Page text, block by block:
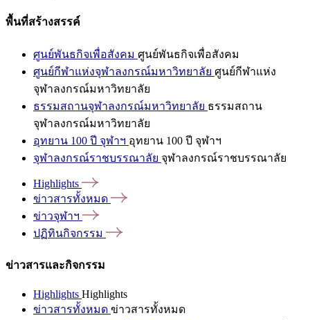
พื้นที่สร้างสรรค์
ศูนย์พันธกิจเพื่อสังคม ศูนย์พันธกิจเพื่อสังคม
ศูนย์กีฬาแห่งจุฬาลงกรณ์มหาวิทยาลัย ศูนย์กีฬาแห่ง
จุฬาลงกรณ์มหาวิทยาลัย
ธรรมสถานจุฬาลงกรณ์มหาวิทยาลัย ธรรมสถาน
จุฬาลงกรณ์มหาวิทยาลัย
อุทยาน 100 ปี จุฬาฯ อุทยาน 100 ปี จุฬาฯ
จุฬาลงกรณ์ราชบรรณาลัย จุฬาลงกรณ์ราชบรรณาลัย
Highlights
ข่าวสารทั้งหมด
ข่าวจุฬาฯ
ปฏิทินกิจกรรม
ข่าวสารและกิจกรรม
Highlights Highlights
ข่าวสารทั้งหมด ข่าวสารทั้งหมด